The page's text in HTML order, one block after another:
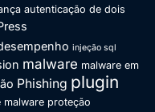
autenticação de dois
injeção sql
malware malware em
Phishing plugin
malware proteção